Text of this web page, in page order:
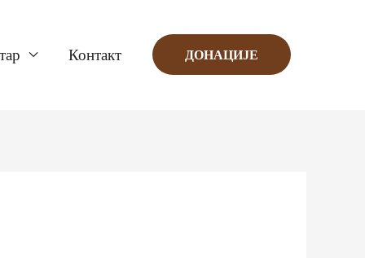
Контакт ДОНАЦИЈЕ